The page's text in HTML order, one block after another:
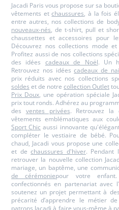
Jacadi Paris vous propose sur sa
vêtements etchaussures, à la fois
entre autres, nos collections de
nouveaux-nés, de t-shirt, pull et
chaussettes et accessoires pour
Découvrez nos collections mode
Profitez aussi de nos collections
des idées cadeaux de Noël. Un
Retrouvez nos idéescadeaux de
prix réduits avec nos collections
soldes et de notre collection Outlet
Prix Doux, une opération spéciale
prix tout ronds. Adhérez au
des ventes privées. Retrouvez la
vêtements emblématiques aux
Sport Chic aussi innovante
compléter le vestiaire de bébé.
chaud, Jacadi vous propose une
et dechaussures d'hiver. Pendant
retrouver la nouvelle collection
mariage, un baptême, une
de cérémoniepour votre
confectionnés en partenariat avec
soutenez un projet permettant à
précarité d’apprendre le métier
patrons Jacadi à faire vous-même à